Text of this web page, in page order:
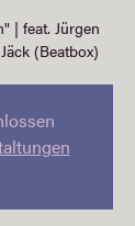
| feat. Jürgen
(Beatbox)